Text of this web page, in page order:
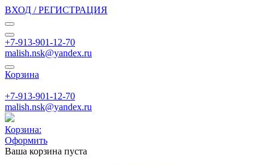
ВХОД / РЕГИСТРАЦИЯ
+7-913-901-12-70
malish.nsk@yandex.ru
Корзина
+7-913-901-12-70
malish.nsk@yandex.ru
Корзина:
Оформить
Ваша корзина пуста